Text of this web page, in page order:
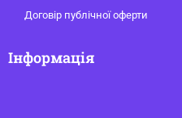
Договір публічної оферти
Інформація